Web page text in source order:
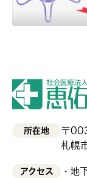
所在地
〒
札幌
アクセス
地